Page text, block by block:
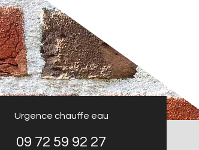
Urgence chauffe eau
09 72 59 92 27